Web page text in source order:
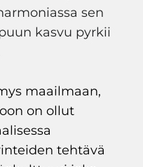
sen
kasvu pyrkii
maailmaan,
on ollut
tehtävä